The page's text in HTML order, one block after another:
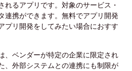
れるアプリです。対象のサービス・
連携ができます。無料でアプリ開発
プリ開発をしてみたい場合におすす
、ベンダーが特定の企業に限定され
、外部システムとの連携にも制限が